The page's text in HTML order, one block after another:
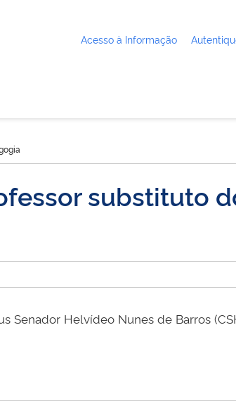
Acesso à Informação
substituto
Helvídeo Nunes de Barros